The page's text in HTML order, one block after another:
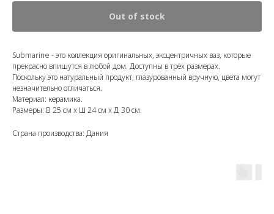
Out of stock
Submarine - это коллекция оригинальных, эксцентричных ваз, которые
прекрасно впишутся в любой дом. Доступны в трёх размерах.
Поскольку это натуральный продукт, глазурованный вручную, цвета могут
незначительно отличаться.
Материал: керамика.
Размеры: В 25 см x Ш 24 см x Д 30 см.
Страна производства: Дания